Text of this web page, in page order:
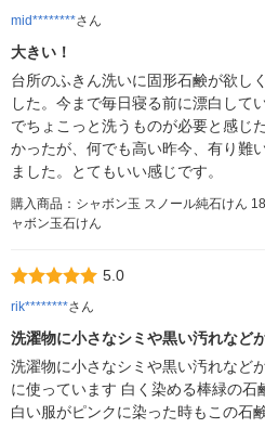
mid********さん
大きい！
台所のふきん洗いに固形石鹸が欲し
した。今まで毎日寝る前に漂白して
でちょこっと洗うものが必要と感じ
かったが、何でも高い昨今、有り難
ました。とてもいい感じです。
購入商品：シャボン玉 スノール純石けん
ャボン玉石けん
5.0
rik********さん
洗濯物に小さなシミや黒い汚れなど
洗濯物に小さなシミや黒い汚れなど
に使っています 白く染める棒緑の石
白い服がピンクに染った時もこの石